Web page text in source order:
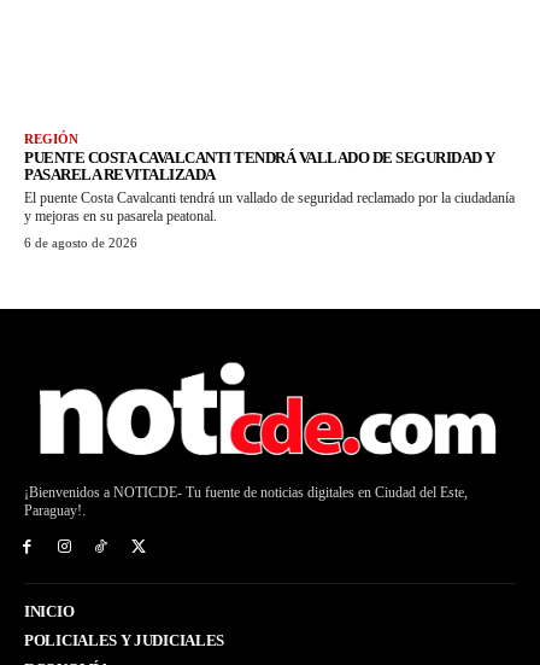
REGIÓN
PUENTE COSTA CAVALCANTI TENDRÁ VALLADO DE SEGURIDAD Y
PASARELA REVITALIZADA
El puente Costa Cavalcanti tendrá un vallado de seguridad reclamado por la ciudadanía
y mejoras en su pasarela peatonal.
6 de agosto de 2026
¡Bienvenidos a NOTICDE- Tu fuente de noticias digitales en Ciudad del Este,
Paraguay!.
INICIO
POLICIALES Y JUDICIALES